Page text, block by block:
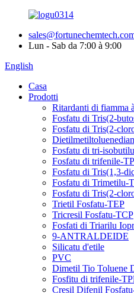
Lun - Sab da 7:00 à 9:00
English
Casa
Prodotti
Ritardanti di fiamma
Fosfatu di Tris(2-
Fosfatu di Tris(2-
Fosfatu di tri-
Fosfatu di trifenile-
Fosfatu di Tris(1,3-
Fosfatu di Trimetilu-
Fosfatu di Tris(2-
Trietil Fosfatu-TEP
Tricresil Fosfatu-TCP
Fosfati di Triarilu
9-ANTRALDEIDE
Silicatu d'etile
PVC
Dimetil Tio Toluene
Fosfitu di trifenile-
Cresil Difenil